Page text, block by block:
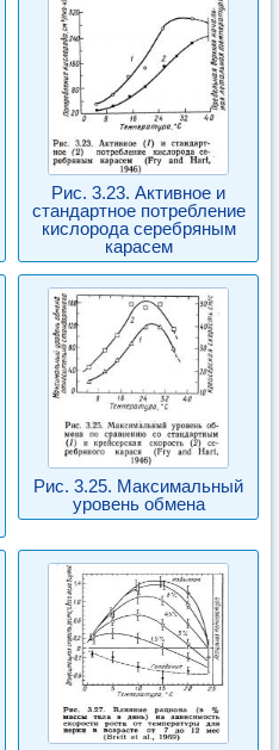
Рис. 3.23. Активное и
стандартное потребление
кислорода серебряным
карасем
Рис. 3.25. Максимальный
уровень обмена